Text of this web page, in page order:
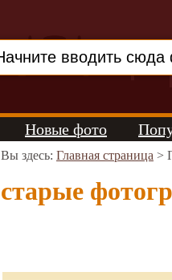
Новые фото
Вы здесь: Главная страница >
старые